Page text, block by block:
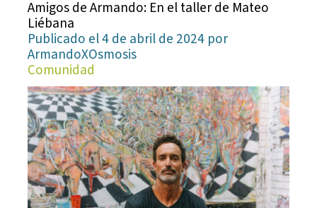
Amigos de Armando: En el taller de Mateo
Liébana
Publicado el 4 de abril de 2024 por
ArmandoXOsmosis
Comunidad